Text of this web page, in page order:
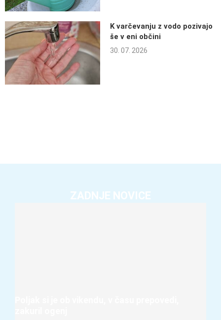
K varčevanju z vodo pozivajo
še v eni občini
30. 07. 2026
ZADNJE NOVICE